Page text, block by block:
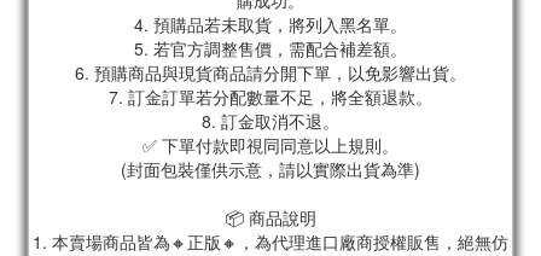
4. 預購品若未取貨，將列入黑名單。
5. 若官方調整售價，需配合補差額。
6. 預購商品與現貨商品請分開下單，以免影響出貨。
7. 訂金訂單若分配數量不足，將全額退款。
8. 訂金取消不退。
✅ 下單付款即視同同意以上規則。
(封面包裝僅供示意，請以實際出貨為準)
📦 商品說明
1. 本賣場商品皆為🔸正版🔸，為代理進口廠商授權販售，絕無仿